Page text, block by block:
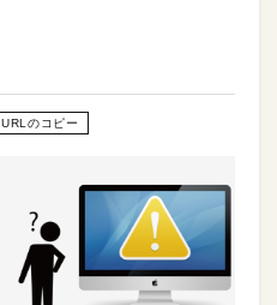
URLのコピー